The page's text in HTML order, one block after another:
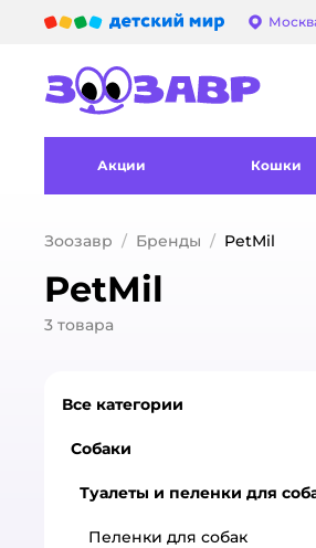
Акции Кошки
Зоозавр Бренды PetMil
PetMil
3 товара
Все категории
Собаки
Туалеты и пеленки для
Пеленки для собак